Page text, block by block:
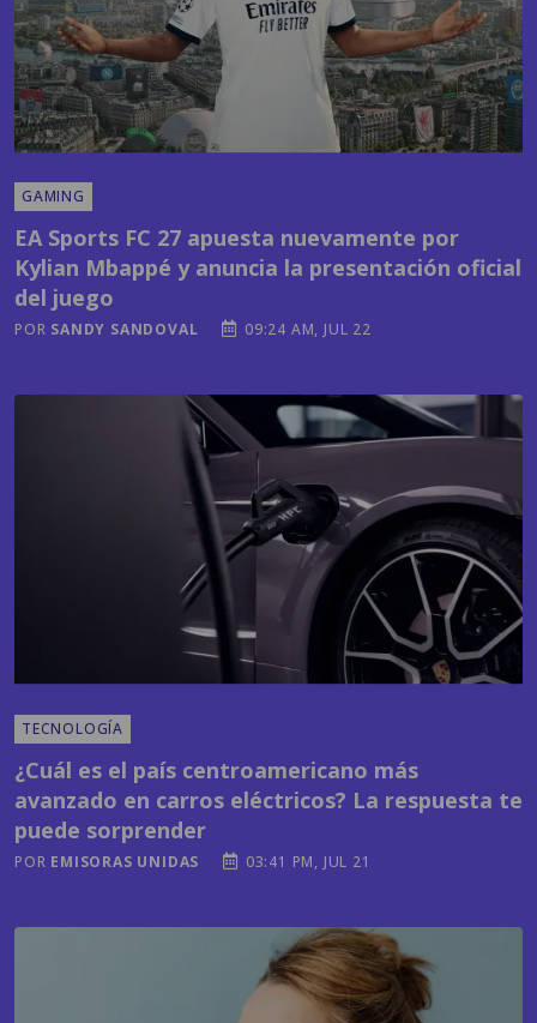
GAMING
Kylian Mbappé y anuncia la presentación oficial
del juego
PORSANDY SANDOVAL 09:24 AM, JUL 22
avanzado en carros eléctricos? La respuesta te
puede sorprender
EMISORAS UNIDAS 03:41 PM, JUL 21